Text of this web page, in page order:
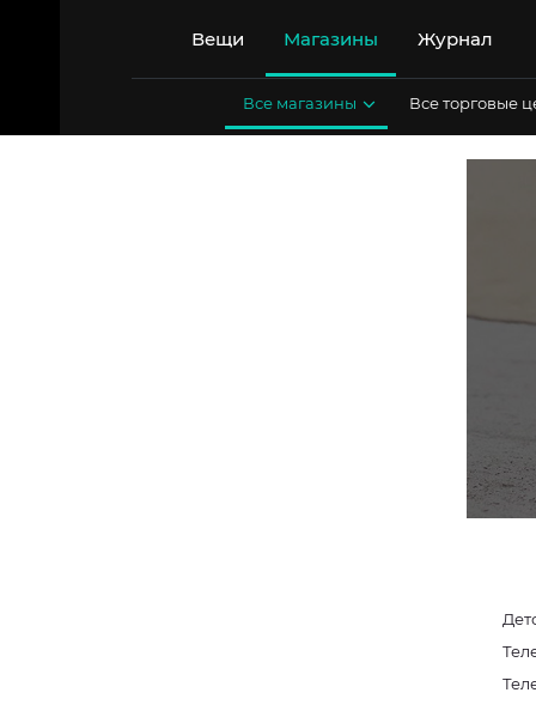
Вещи Магазины Журнал
Все магазины Все торговые